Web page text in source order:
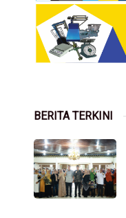
BERITA TERKINI